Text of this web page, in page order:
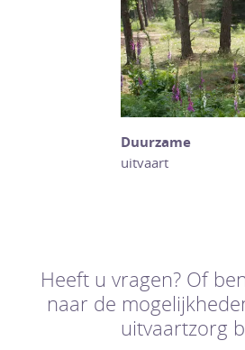
Duurzame
uitvaart
Heeft u vragen? Of
naar de
uitvaartzorg